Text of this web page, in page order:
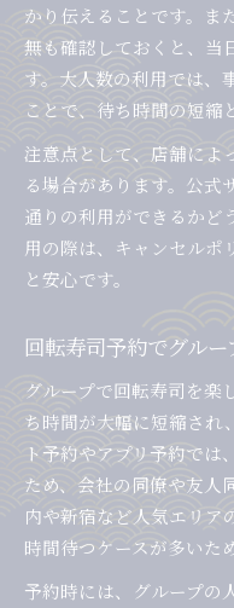
かり伝えることです。ま
無も確認しておくと、当
す。大人数の利用では、
ことで、待ち時間の短縮
注意点として、店舗によ
る場合があります。公式
通りの利用ができるかど
用の際は、キャンセルポ
と安心です。
回転寿司予約でグル
グループで回転寿司を楽
ち時間が大幅に短縮され
ト予約やアプリ予約では
ため、会社の同僚や友人
内や新宿など人気エリア
時間待つケースが多いた
予約時には、グループの